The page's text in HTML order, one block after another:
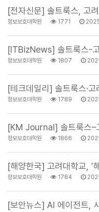
[전자신문] 솔트룩스, 고
정보보호대학원 1771
[ITBizNews] 솔트룩스-
정보보호대학원 1807
[테크데일리] 솔트룩스·
정보보호대학원 1789
[KM Journal] 솔트룩스–
정보보호대학원 1866
[해양한국] 고려대학교, '
정보보호대학원 1784
[보안뉴스] AI 에이전트,